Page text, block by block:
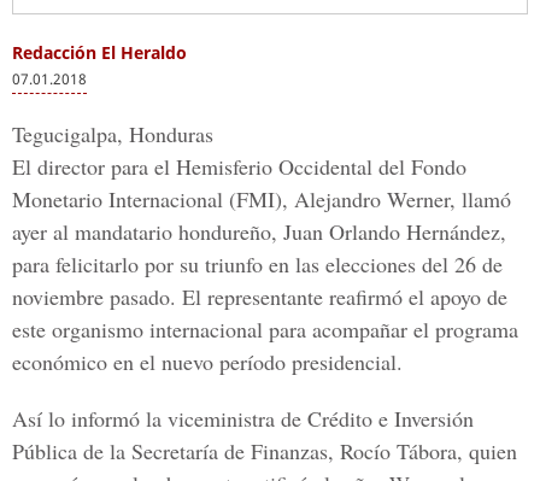
Redacción El Heraldo
07.01.2018
Tegucigalpa, Honduras
El director para el Hemisferio Occidental del Fondo
Monetario Internacional (FMI), Alejandro Werner, llamó
ayer al mandatario hondureño, Juan Orlando Hernández,
para felicitarlo por su triunfo en las elecciones del 26 de
noviembre pasado. El representante reafirmó el apoyo de
este organismo internacional para acompañar el programa
económico en el nuevo período presidencial.
Así lo informó la viceministra de Crédito e Inversión
Pública de la Secretaría de Finanzas, Rocío Tábora, quien